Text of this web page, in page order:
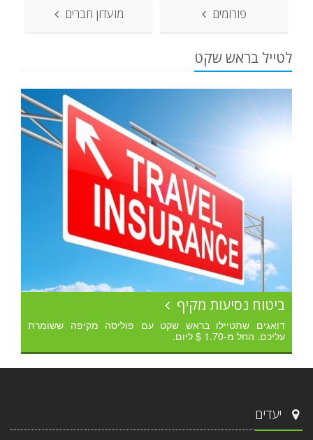
פורומים מועדון חברים
לטייל בראש שקט
ביטוח נסיעות מקיף
דואגים שתטיילו בראש שקט עם פוליסה מקיפה ששומרת
עליכם. החל מ-1.70 $ ליום.
יעדים